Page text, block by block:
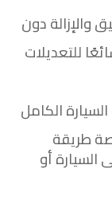
والإزالة دون
للتعديلات
الكامل
طريقة
أو